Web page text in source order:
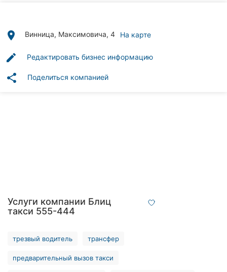
рубрики
Хмельницкий
Ровно
Одесса
place Винница, Максимовича, 4 На карте
edit Редактировать бизнес информацию
share Поделиться компанией
Услуги компании Блиц
такси 555-444
трезвый водитель трансфер
предварительный вызов такси